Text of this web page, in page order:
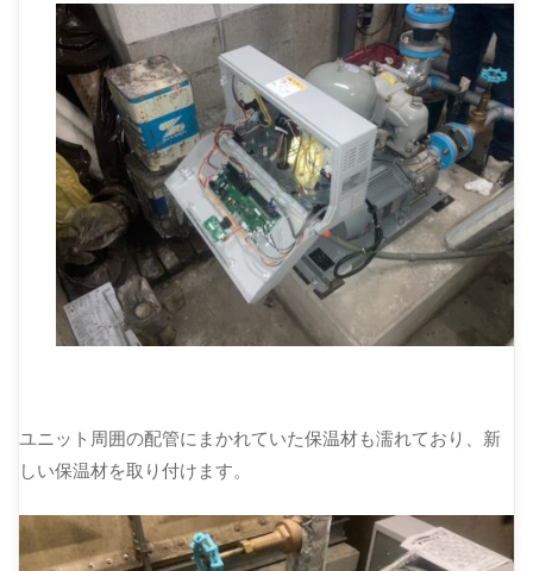
ユニット周囲の配管にまかれていた保温材も濡れており、新
しい保温材を取り付けます。